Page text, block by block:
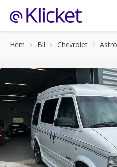
Hem Bil Chevrolet Astro